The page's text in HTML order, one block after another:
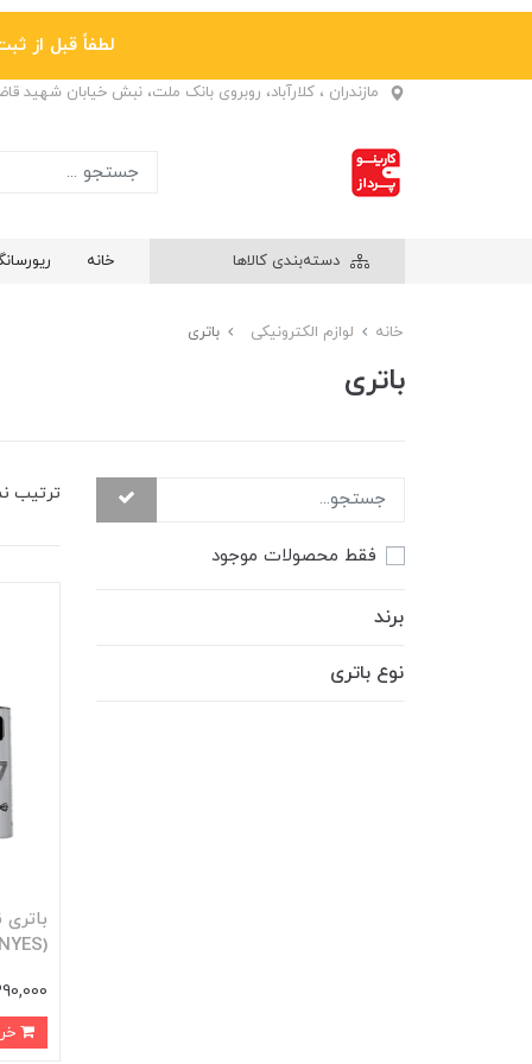
لطفاً قبل از ثبت
مازندران ، کلارآباد، روبروی بانک ملت، نبش خیابان شهید
دسته‌بندی کالاها خانه
خانه لوازم الکترونیکی باتری
باتری
فقط محصولات موجود
برند
نوع باتری
ترتیب
(LENYES) مدل AAA107 600mWh
1,390,000